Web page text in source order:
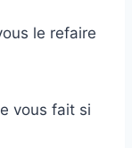
le refaire
vous fait si